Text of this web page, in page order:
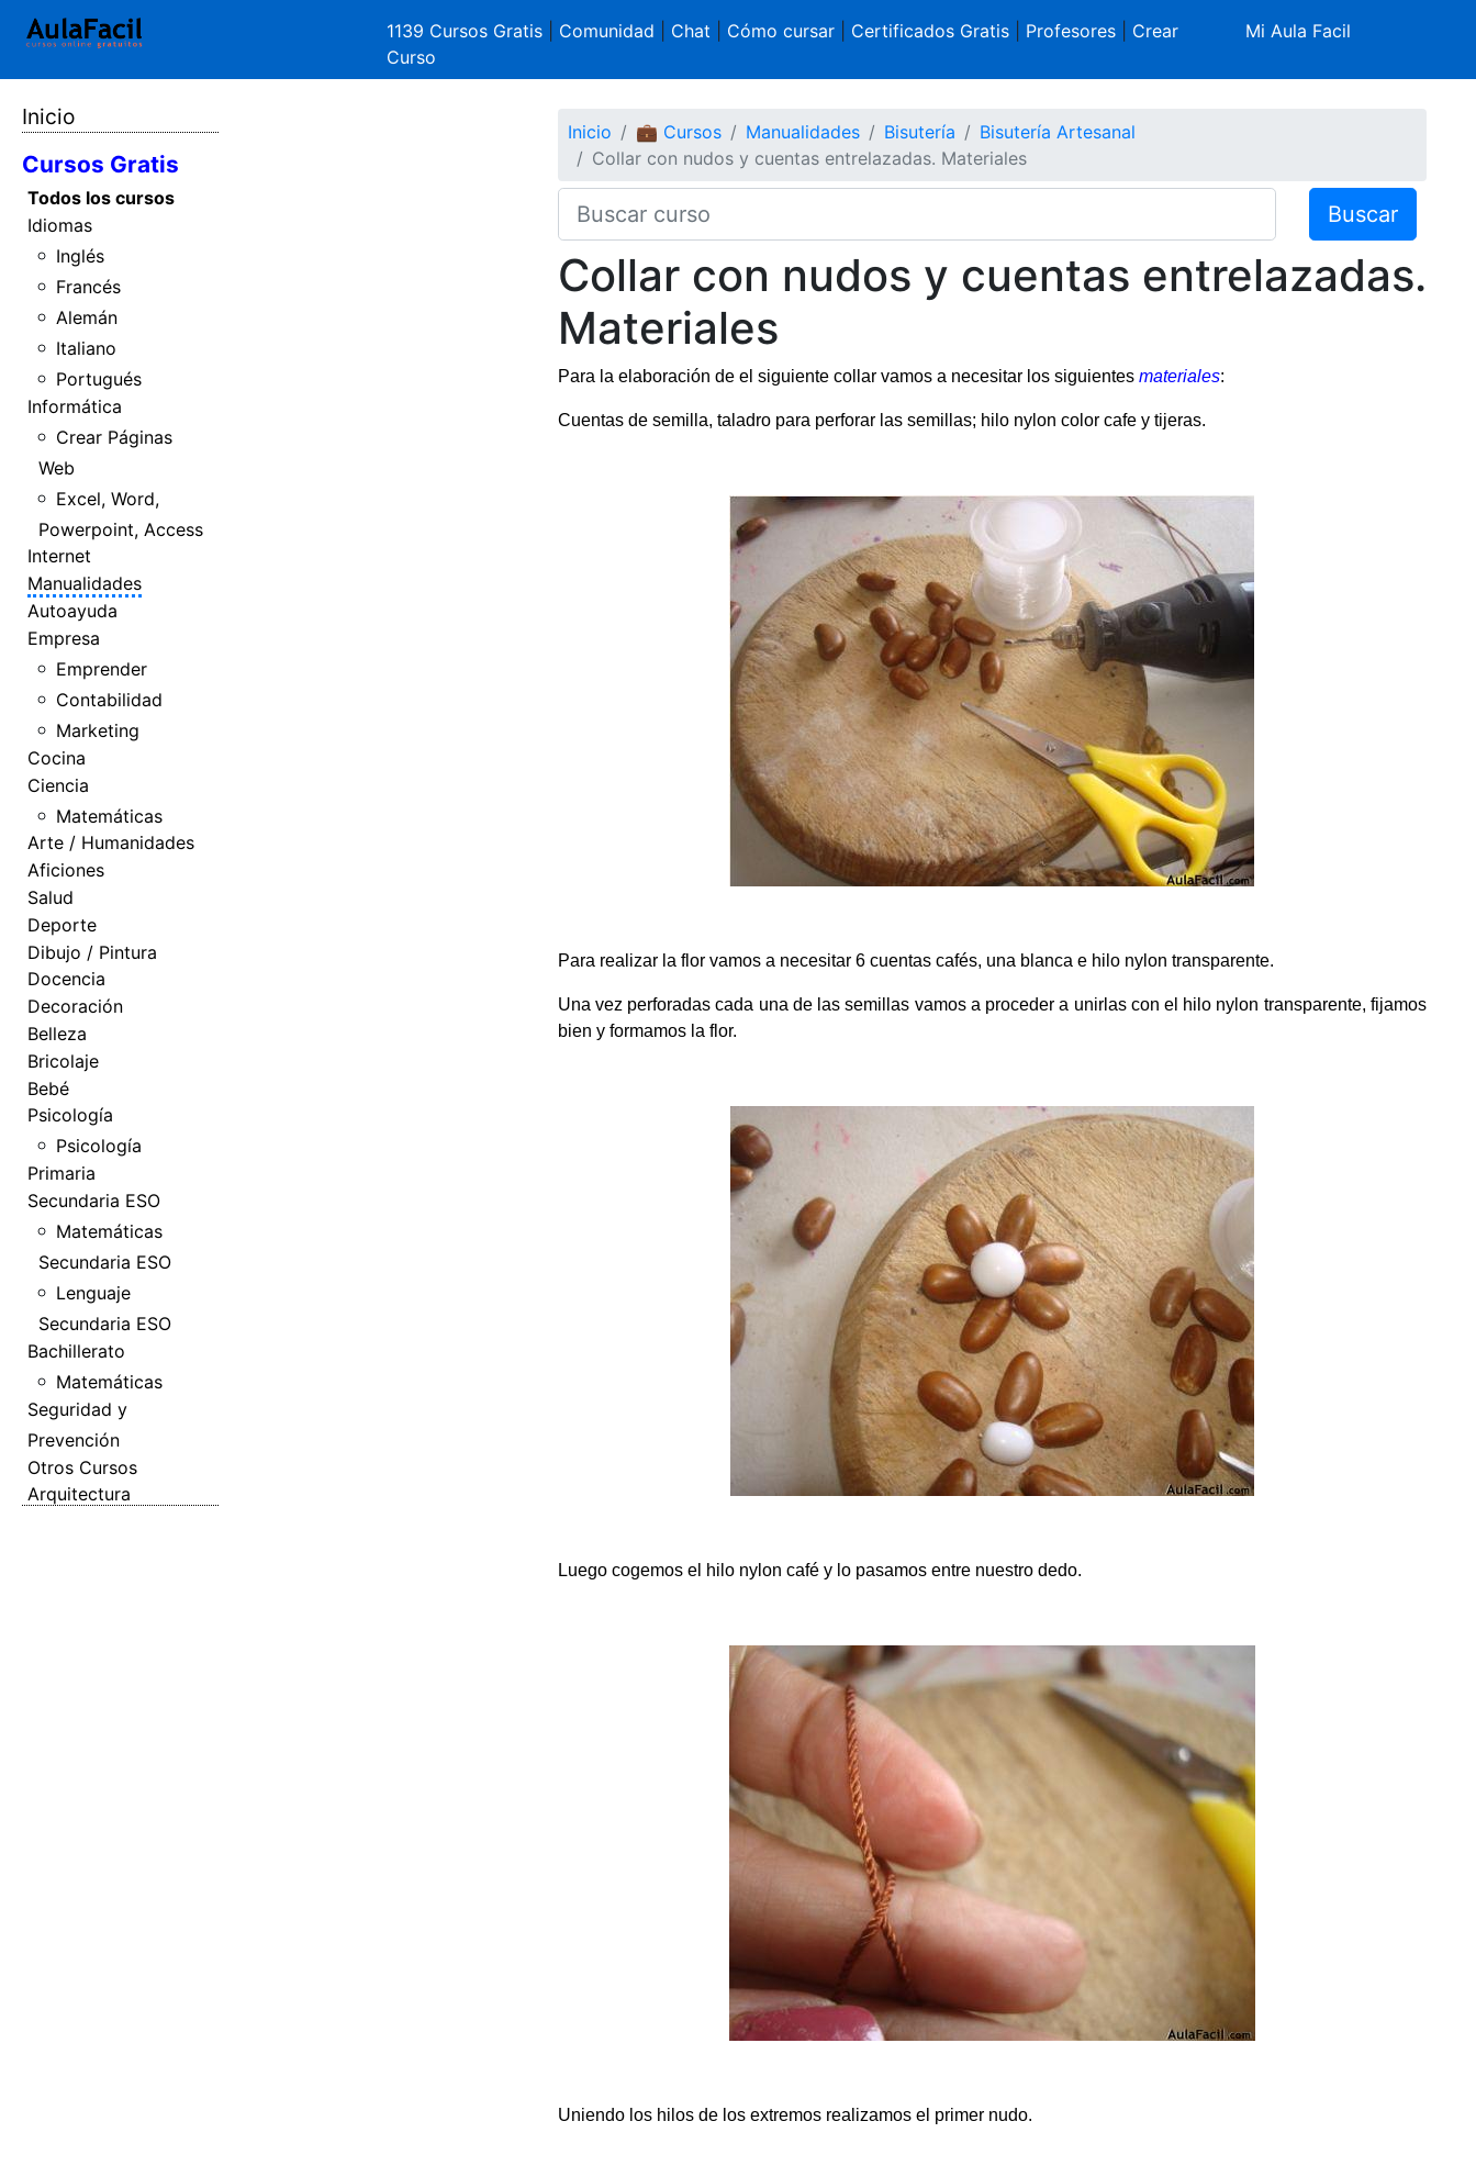
1139 Cursos Gratis Comunidad Chat Cómo cursar| Certificados Gratis| Profesores| Crear
Curso
Mi Aula Facil
Inicio
Cursos Gratis
Todos los cursos
Idiomas
Inglés
Francés
Alemán
Italiano
Portugués
Informática
Crear Páginas
Web
Excel, Word,
Powerpoint, Access
Internet
Manualidades
Autoayuda
Empresa
Emprender
Contabilidad
Marketing
Cocina
Ciencia
Matemáticas
Arte / Humanidades
Aficiones
Salud
Deporte
Dibujo / Pintura
Docencia
Decoración
Belleza
Bricolaje
Bebé
Psicología
Psicología
Primaria
Secundaria ESO
Matemáticas
Secundaria ESO
Lenguaje
Secundaria ESO
Bachillerato
Matemáticas
Seguridad y
Prevención
Otros Cursos
Arquitectura
Inicio 💼 Cursos Manualidades Bisutería
Bisutería Artesanal
Collar con nudos y cuentas entrelazadas. Materiales
Buscar
Collar con nudos y cuentas entrelazadas.
Materiales
Para la elaboración de el siguiente collar vamos a necesitar los siguientes materiales:
Cuentas de semilla, taladro para perforar las semillas; hilo nylon color cafe y tijeras.
Para realizar la flor vamos a necesitar 6 cuentas cafés, una blanca e hilo nylon transparente.
Una vez perforadas cada una de las semillas vamos a proceder a unirlas con el hilo nylon transparente, fijamos
bien y formamos la flor.
Luego cogemos el hilo nylon café y lo pasamos entre nuestro dedo.
Uniendo los hilos de los extremos realizamos el primer nudo.